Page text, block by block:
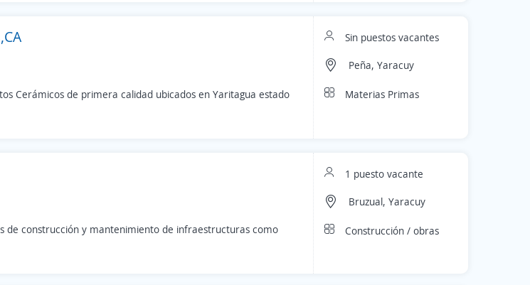
Cerámicos de primera calidad ubicados en Yaritagua estado
Sin puestos vacantes
Peña, Yaracuy
Materias Primas
de construcción y mantenimiento de infraestructuras como
1 puesto vacante
Bruzual, Yaracuy
Construcción / obras